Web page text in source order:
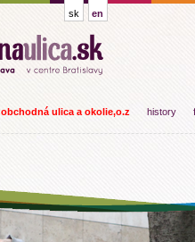
sk en
obchodná ulica a okolie,o.z history